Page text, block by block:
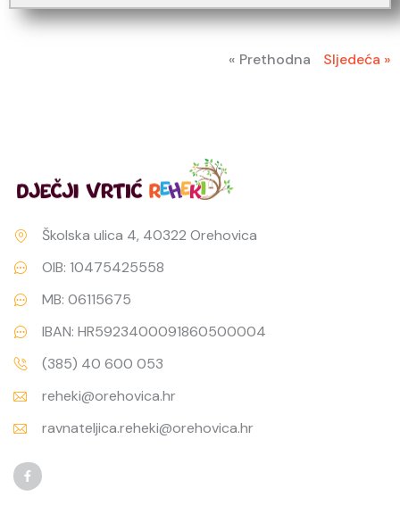
« Prethodna Sljedeća »
Školska ulica 4, 40322 Orehovica
OIB: 10475425558
MB: 06115675
IBAN: HR5923400091860500004
(385) 40 600 053
reheki@orehovica.hr
ravnateljica.reheki@orehovica.hr